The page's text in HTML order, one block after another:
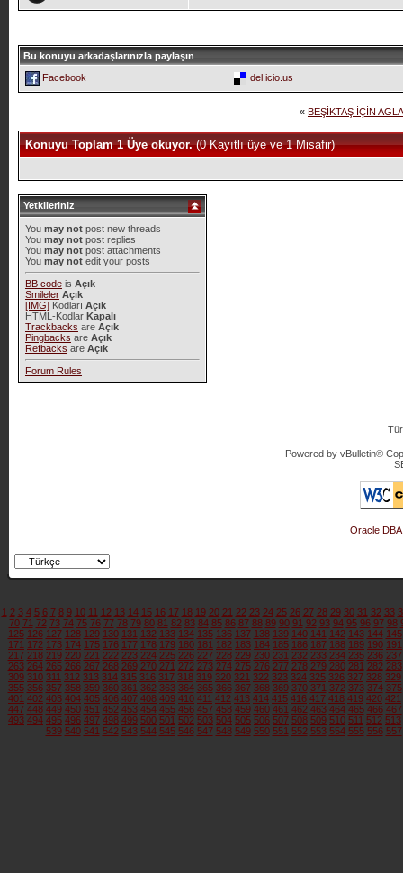
Bu konuyu arkadaşlarınızla paylaşın
Facebook
del.icio.us
« BEŞİKTAŞ İÇİN
Konuyu Toplam 1 Üye okuyor.(0 Kayıtlı üye ve 1 Misafir)
Yetkileriniz
You may notpost new threads
You may notpost replies
You may notpost attachments
You may notedit your posts
BB codeis Açık
Smileler Açık
[IMG]Kodları Açık
HTML-KodlarıKapalı
Trackbacks are Açık
Pingbacks are Açık
Refbacks are Açık
Forum Rules
Powered by vBulletin®
Oracle DBA
1 2 3 4 5 6 7 8 9 10 11 12 13 14 15 16 17 18 19 20 21 22 23 24 25 26 27 28 29 30 31 32 33
70 71 72 73 74 75 76 77 78 79 80 81 82 83 84 85 86 87 88 89 90 91 92 93 94 95 96 97 98
125 126 127 128 129 130 131 132 133 134 135 136 137 138 139 140 141 142 143 144 145
171 172 173 174 175 176 177 178 179 180 181 182 183 184 185 186 187 188 189 190 191
217 218 219 220 221 222 223 224 225 226 227 228 229 230 231 232 233 234 235 236 237
263 264 265 266 267 268 269 270 271 272 273 274 275 276 277 278 279 280 281 282 283
309 310 311 312 313 314 315 316 317 318 319 320 321 322 323 324 325 326 327 328 329
355 356 357 358 359 360 361 362 363 364 365 366 367 368 369 370 371 372 373 374 375
401 402 403 404 405 406 407 408 409 410 411 412 413 414 415 416 417 418 419 420 421
447 448 449 450 451 452 453 454 455 456 457 458 459 460 461 462 463 464 465 466 467
493 494 495 496 497 498 499 500 501 502 503 504 505 506 507 508 509 510 511 512 513
539 540 541 542 543 544 545 546 547 548 549 550 551 552 553 554 555 556 557